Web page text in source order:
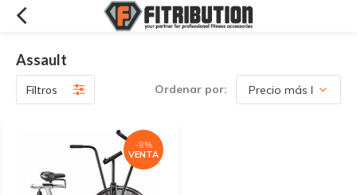
Assault
Filtros Ordenar por:
-8%
VENTA